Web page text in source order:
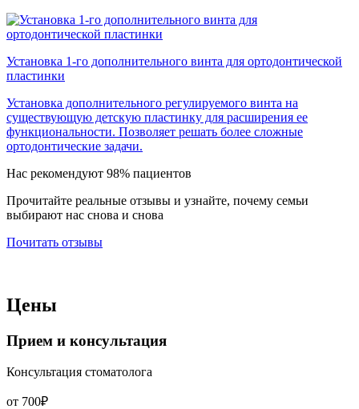
Установка 1-го дополнительного винта для ортодонтической
пластинки
Установка дополнительного регулируемого винта на
существующую детскую пластинку для расширения ее
функциональности. Позволяет решать более сложные
ортодонтические задачи.
Нас рекомендуют 98% пациентов
Прочитайте реальные отзывы и узнайте, почему семьи
выбирают нас снова и снова
Почитать отзывы
Цены
Прием и консультация
Консультация стоматолога
от 700₽